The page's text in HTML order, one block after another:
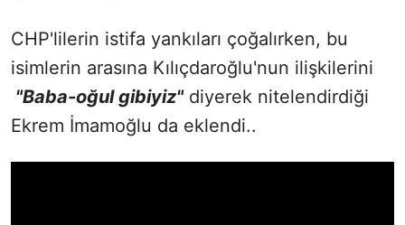
CHP'lilerin istifa yankıları çoğalırken, bu
isimlerin arasına Kılıçdaroğlu'nun ilişkilerini
"Baba-oğul gibiyiz"diyerek nitelendirdiği
Ekrem İmamoğlu da eklendi..